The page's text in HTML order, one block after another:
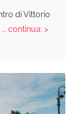
di Vittorio
... continua: >